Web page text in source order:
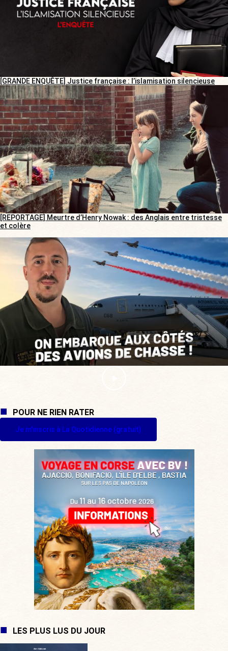
[GRANDE ENQUÊTE] Justice française : l’islamisation silencieuse
[REPORTAGE] Meurtre d’Henry Nowak : des Anglais entre tristesse
et colère
POUR NE RIEN RATER
Je m'inscris à La Quotidienne (gratuit)
LES PLUS LUS DU JOUR